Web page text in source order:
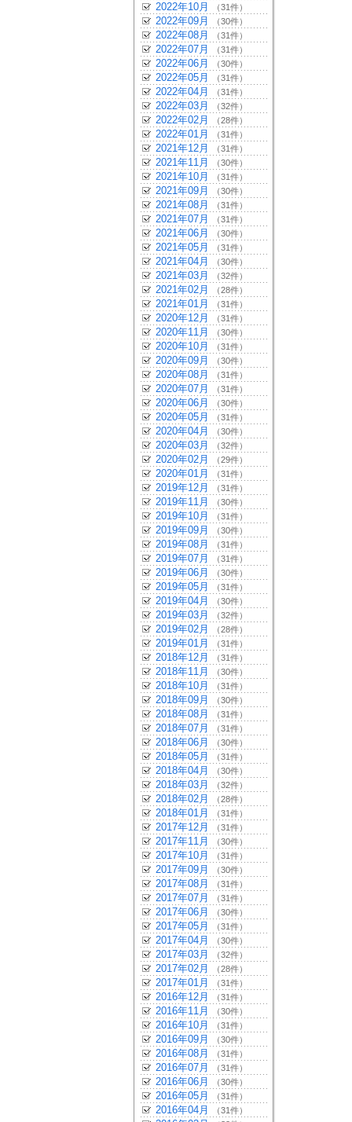
2022年10月 （31件）
2022年09月 （30件）
2022年08月 （31件）
2022年07月 （31件）
2022年06月 （30件）
2022年05月 （31件）
2022年04月 （31件）
2022年03月 （32件）
2022年02月 （28件）
2022年01月 （31件）
2021年12月 （31件）
2021年11月 （30件）
2021年10月 （31件）
2021年09月 （30件）
2021年08月 （31件）
2021年07月 （31件）
2021年06月 （30件）
2021年05月 （31件）
2021年04月 （30件）
2021年03月 （32件）
2021年02月 （28件）
2021年01月 （31件）
2020年12月 （31件）
2020年11月 （30件）
2020年10月 （31件）
2020年09月 （30件）
2020年08月 （31件）
2020年07月 （31件）
2020年06月 （30件）
2020年05月 （31件）
2020年04月 （30件）
2020年03月 （32件）
2020年02月 （29件）
2020年01月 （31件）
2019年12月 （31件）
2019年11月 （30件）
2019年10月 （31件）
2019年09月 （30件）
2019年08月 （31件）
2019年07月 （31件）
2019年06月 （30件）
2019年05月 （31件）
2019年04月 （30件）
2019年03月 （32件）
2019年02月 （28件）
2019年01月 （31件）
2018年12月 （31件）
2018年11月 （30件）
2018年10月 （31件）
2018年09月 （30件）
2018年08月 （31件）
2018年07月 （31件）
2018年06月 （30件）
2018年05月 （31件）
2018年04月 （30件）
2018年03月 （32件）
2018年02月 （28件）
2018年01月 （31件）
2017年12月 （31件）
2017年11月 （30件）
2017年10月 （31件）
2017年09月 （30件）
2017年08月 （31件）
2017年07月 （31件）
2017年06月 （30件）
2017年05月 （31件）
2017年04月 （30件）
2017年03月 （32件）
2017年02月 （28件）
2017年01月 （31件）
2016年12月 （31件）
2016年11月 （30件）
2016年10月 （31件）
2016年09月 （30件）
2016年08月 （31件）
2016年07月 （31件）
2016年06月 （30件）
2016年05月 （31件）
2016年04月 （31件）